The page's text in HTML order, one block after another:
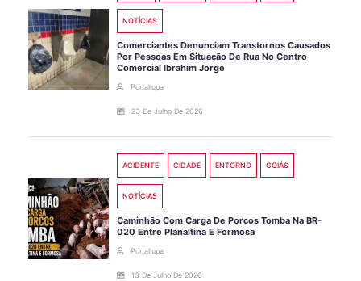
NOTÍCIAS
Comerciantes Denunciam Transtornos Causados
Por Pessoas Em Situação De Rua No Centro
Comercial Ibrahim Jorge
Portallupa
23 De Julho De 2026
ACIDENTE CIDADE ENTORNO GOIÁS
NOTÍCIAS
Caminhão Com Carga De Porcos Tomba Na BR-
020 Entre Planaltina E Formosa
Portallupa
13 De Julho De 2026